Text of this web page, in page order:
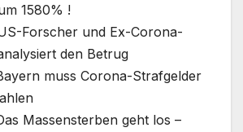
1580% !
Forscher und Ex-Corona-
den Betrug
muss Corona-Strafgelder
Massensterben geht los –